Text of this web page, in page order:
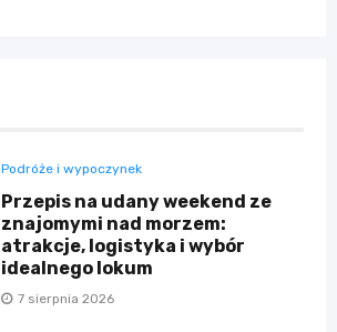
Podróże i wypoczynek
Przepis na udany weekend ze
znajomymi nad morzem:
atrakcje, logistyka i wybór
idealnego lokum
7 sierpnia 2026